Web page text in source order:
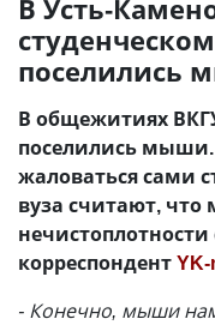
В Усть-
поселились
В общежитиях
поселились мыши.
жаловаться сами
вуза считают,
корреспондент
- Конечно, мыши